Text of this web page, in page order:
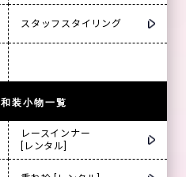
スタッフスタイリング
和装小物一覧
レースインナー
[レンタル]